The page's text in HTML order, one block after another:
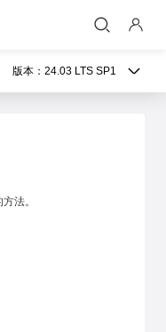
版本： 24.03 LTS SP1
法。